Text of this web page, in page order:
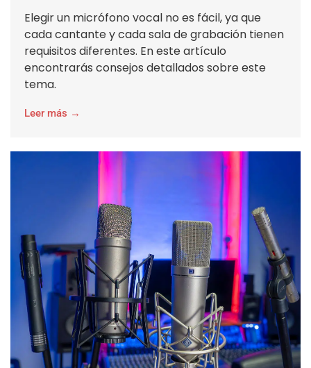
Elegir un micrófono vocal no es fácil, ya que
cada cantante y cada sala de grabación tienen
requisitos diferentes. En este artículo
encontrarás consejos detallados sobre este
tema.
Leer más →